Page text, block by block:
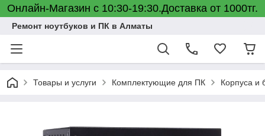
Онлайн-Магазин с 10:30-19:30.Доставка от 1000тг.
Ремонт ноутбуков и ПК в Алматы
Товары и услуги Комплектующие для ПК Корпуса и